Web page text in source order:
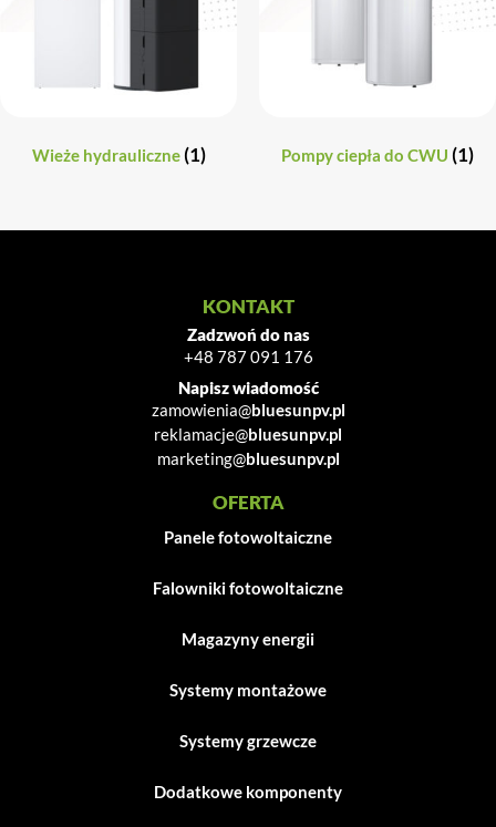
Wieże hydrauliczne (1) Pompy ciepła do CWU (1)
KONTAKT
Zadzwoń do nas
+48 787 091 176
Napisz wiadomość
zamowienia@bluesunpv.pl
reklamacje@bluesunpv.pl
marketing@bluesunpv.pl
OFERTA
Panele fotowoltaiczne
Falowniki fotowoltaiczne
Magazyny energii
Systemy montażowe
Systemy grzewcze
Dodatkowe komponenty